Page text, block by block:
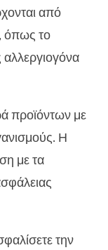
από
όπως το
προϊόντων με
Η
με τα
την